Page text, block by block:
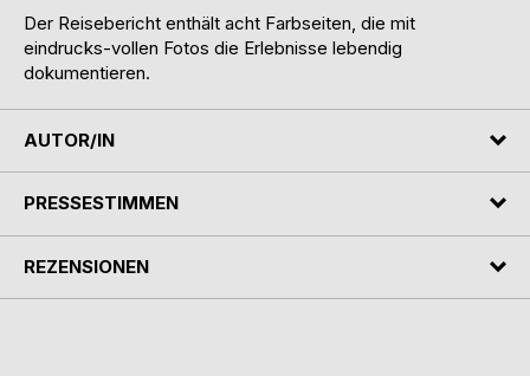
Der Reisebericht enthält acht Farbseiten, die mit
eindrucks-vollen Fotos die Erlebnisse lebendig
dokumentieren.
AUTOR/IN
PRESSESTIMMEN
REZENSIONEN